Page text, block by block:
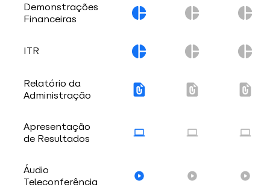
Demonstrações
Financeiras
ITR
Relatório da
Administração
Apresentação
de Resultados
Áudio
Teleconferência